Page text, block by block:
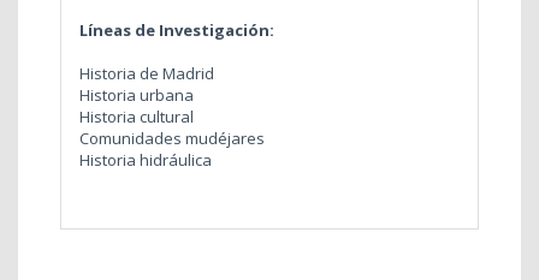
Líneas de Investigación:
Historia de Madrid
Historia urbana
Historia cultural
Comunidades mudéjares
Historia hidráulica